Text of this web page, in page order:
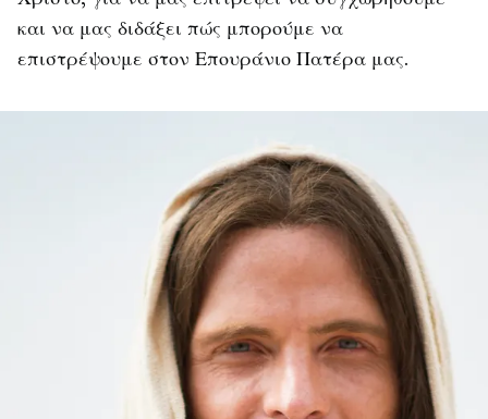
και να μας διδάξει πώς μπορούμε να
επιστρέψουμε στον Επουράνιο Πατέρα μας.